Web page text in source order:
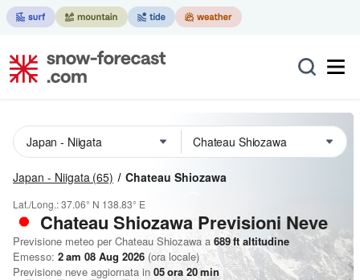
Japan - Niigata (65) Chateau Shiozawa
Lat./Long.:37.06° N 138.83° E
Chateau Shiozawa Previsioni Neve
Previsione meteo per Chateau Shiozawa a 689ftaltitudine
Emesso: 2 am 08 Aug 2026 (ora locale)
Previsione neve aggiornata in 05ora20min